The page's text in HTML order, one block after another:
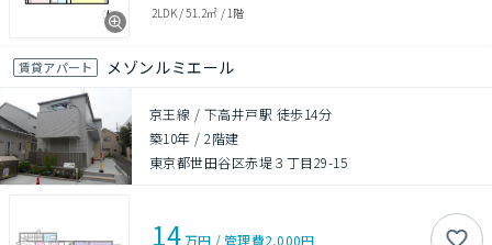
2LDK/51.2㎡ / 1階
賃貸アパート メゾンルミエール
京王線 / 下高井戸駅 徒歩14分
築10年 /2階建
東京都世田谷区赤堤３丁目29-15
14万円 /管理費2,000円